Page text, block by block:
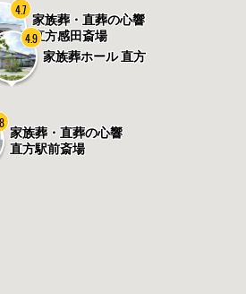
家族葬・直葬の心響
直方感田斎場
4.7
家族葬ホール 直方
4.9
家族葬・直葬の心響
直方駅前斎場